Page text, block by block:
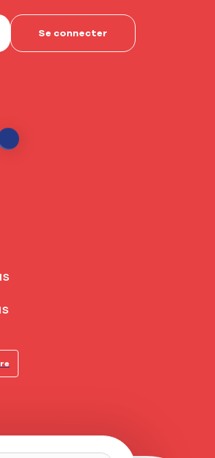
Se connecter